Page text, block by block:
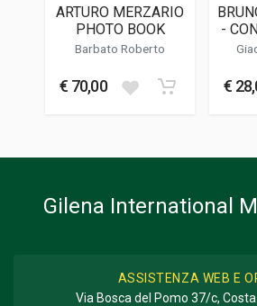
DATA DI STAMPA
01 x 28 x 21 cm
ARTURO MERZARIO
PHOTO BOOK
Barbato Roberto
€ 70,00
-
€
Gilena International
ASSISTENZA WEB E
Via Bosca del Pomo 37/c,